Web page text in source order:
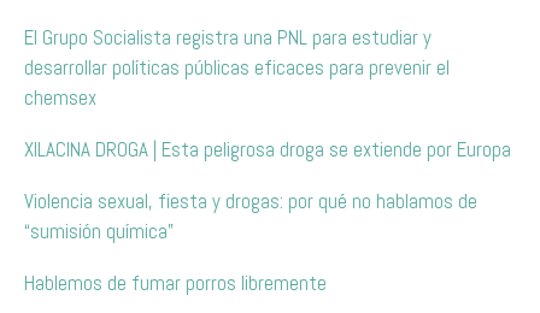
El Grupo Socialista registra una PNL para estudiar y
desarrollar políticas públicas eficaces para prevenir el
chemsex
XILACINA DROGA | Esta peligrosa droga se extiende por Europa
Violencia sexual, fiesta y drogas: por qué no hablamos de
“sumisión química”
Hablemos de fumar porros libremente